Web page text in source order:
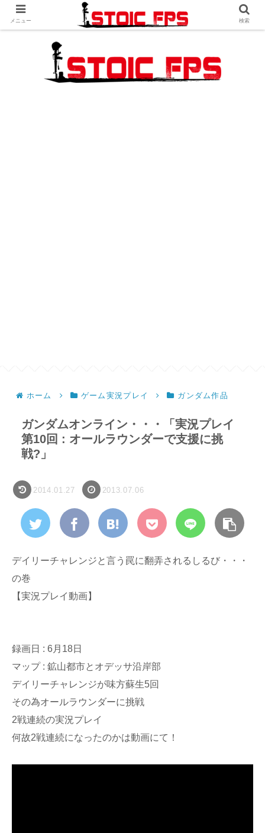
ホーム ゲーム実況プレイ ガンダム作品
ガンダムオンライン・・・「実況プレイ
第10回 : オールラウンダーで支援に挑
戦?」
2014.01.27 2013.07.06
デイリーチャレンジと言う罠に翻弄されるしるび・・・
の巻
【実況プレイ動画】
録画日 : 6月18日
マップ : 鉱山都市とオデッサ沿岸部
デイリーチャレンジが味方蘇生5回
その為オールラウンダーに挑戦
2戦連続の実況プレイ
何故2戦連続になったのかは動画にて！
メニュー 検索